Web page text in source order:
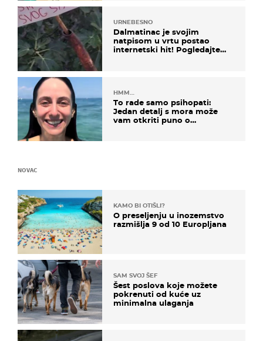
URNEBESNO
Dalmatinac je svojim
natpisom u vrtu postao
internetski hit! Pogledajte
HMM…
To rade samo psihopati:
Jedan detalj s mora može
vam otkriti puno o
NOVAC
KAMO BI OTIŠLI?
O preseljenju u inozemstvo
razmišlja 9 od 10 Europljana
SAM SVOJ ŠEF
Šest poslova koje možete
pokrenuti od kuće uz
minimalna ulaganja